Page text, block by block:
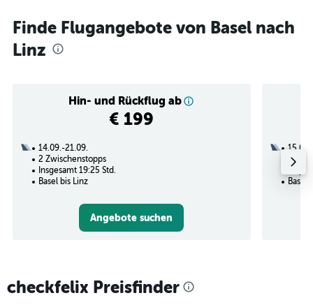
Finde Flugangebote von Basel nach
Linz
Hin- und Rückflug ab
€ 199
14.09.-21.09.
2 Zwischenstopps
Insgesamt 19:25 Std.
Basel bis Linz
Angebote suchen
15.09.
1
Basel
checkfelix Preisfinder